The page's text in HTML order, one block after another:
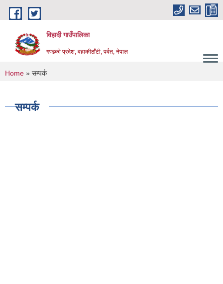
Skip to main content
विहादी गाउँपालिका
गण्डकी प्रदेश, वहाकीठाँटी, पर्वत, नेपाल
You are here
Home » सम्पर्क
सम्पर्क